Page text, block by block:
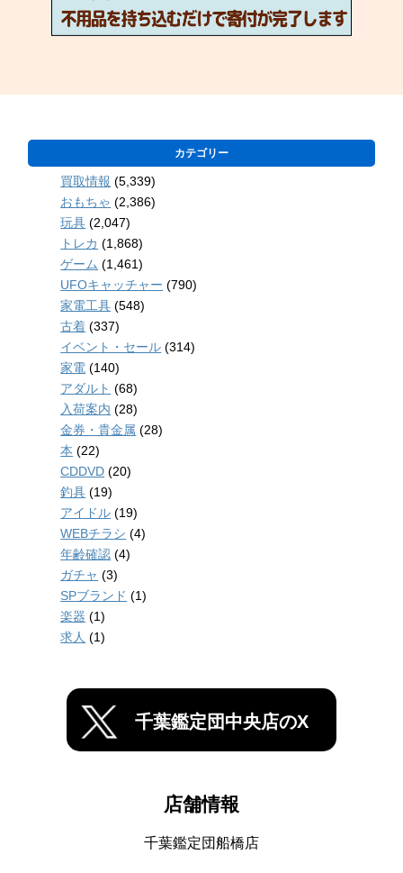
カテゴリー
買取情報 (5,339)
おもちゃ (2,386)
玩具 (2,047)
トレカ (1,868)
ゲーム (1,461)
UFOキャッチャー (790)
家電工具 (548)
古着 (337)
イベント・セール (314)
家電 (140)
アダルト (68)
入荷案内 (28)
金券・貴金属 (28)
本 (22)
CDDVD (20)
釣具 (19)
アイドル (19)
WEBチラシ (4)
年齢確認 (4)
ガチャ (3)
SPブランド (1)
楽器 (1)
求人 (1)
千葉鑑定団中央店のX
店舗情報
千葉鑑定団船橋店